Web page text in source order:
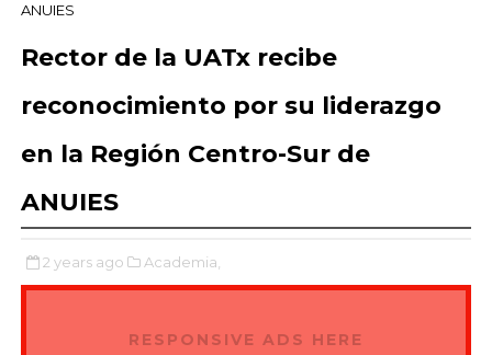
ANUIES
Rector de la UATx recibe
reconocimiento por su liderazgo
en la Región Centro-Sur de
ANUIES
2 years ago Academia,
RESPONSIVE ADS HERE